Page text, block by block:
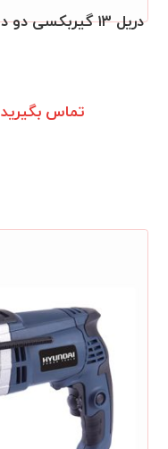
دریل ۱۳ گیربکسی دو دور هیوندای مدل HP۱۰۱۳
تماس بگیرید